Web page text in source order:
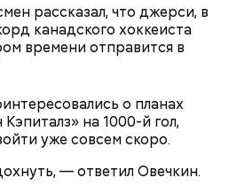
рассказал, что джерси, в
канадского хоккеиста
времени отправится в
о планах
на 1000-й гол,
уже совсем скоро.
— ответил Овечкин.